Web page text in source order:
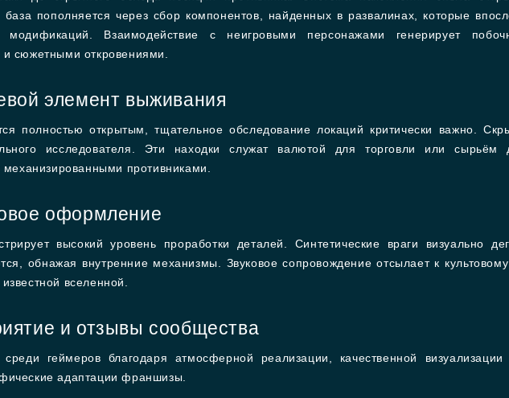
пополняется через сбор компонентов, найденных в развалинах, которые
модификаций. Взаимодействие с неигровыми персонажами генерирует
сюжетными откровениями.
элемент выживания
полностью открытым, тщательное обследование локаций критически важно.
исследователя. Эти находки служат валютой для торговли или сырьём
механизированными противниками.
оформление
высокий уровень проработки деталей. Синтетические враги визуально
обнажая внутренние механизмы. Звуковое сопровождение отсылает к
вселенной.
и отзывы сообщества
геймеров благодаря атмосферной реализации, качественной
адаптации франшизы.